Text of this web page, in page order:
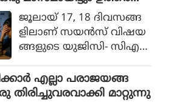
ആശങ്കയിൽ
ജൂലായ് 17, 18 ദിവസങ്ങ
ളിലാണ് സയന്‍സ് വിഷയ
ങ്ങളുടെ യുജിസി- സിഎ
കള്‍ നടന്നത്.
എല്ലാ പരാജയങ്ങ
മാറ്റുന്നു